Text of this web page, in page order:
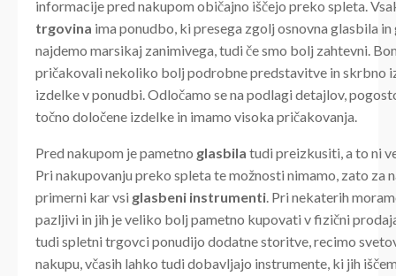
informacije pred nakupom običajno iščejo preko spleta.
trgovina ima ponudbo, ki presega zgolj osnovna glasbila
najdemo marsikaj zanimivega, tudi če smo bolj zahtevni.
pričakovali nekoliko bolj podrobne predstavitve in skrbno
izdelke v ponudbi. Odločamo se na podlagi detajlov,
točno določene izdelke in imamo visoka pričakovanja.
Pred nakupom je pametno glasbila tudi preizkusiti, a to ni
Pri nakupovanju preko spleta te možnosti nimamo, zato za
primerni kar vsi glasbeni instrumenti. Pri nekaterih
pazljivi in jih je veliko bolj pametno kupovati v fizični
tudi spletni trgovci ponudijo dodatne storitve, recimo
nakupu, včasih lahko tudi dobavljajo instrumente, ki jih